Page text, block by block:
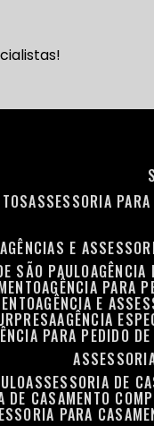
ASSESSORIA
AGÊNCIAS E
SÃO PAULO
AGÊNCIA PARA
AGÊNCIA E
AGÊNCIA
PARA PEDIDO
ASSESSORIA DE
DE CASAMENTO
PARA